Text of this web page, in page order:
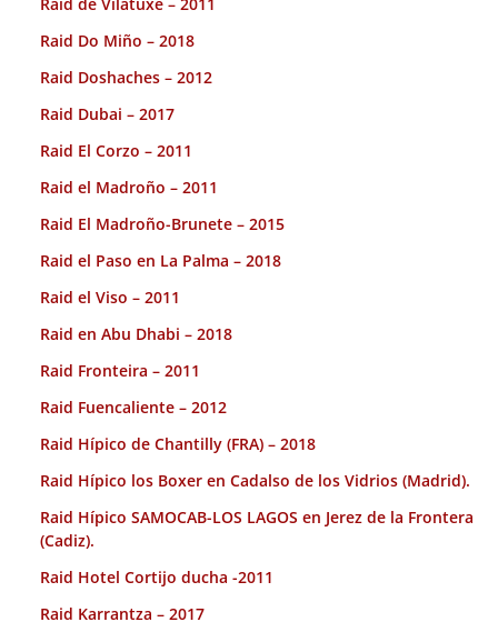
Raid Do Miño – 2018
Raid Doshaches – 2012
Raid Dubai – 2017
Raid El Corzo – 2011
Raid el Madroño – 2011
Raid El Madroño-Brunete – 2015
Raid el Paso en La Palma – 2018
Raid el Viso – 2011
Raid en Abu Dhabi – 2018
Raid Fronteira – 2011
Raid Fuencaliente – 2012
Raid Hípico de Chantilly (FRA) – 2018
Raid Hípico los Boxer en Cadalso de los Vidrios (Madrid).
Raid Hípico SAMOCAB-LOS LAGOS en Jerez de la Frontera
(Cadiz).
Raid Hotel Cortijo ducha -2011
Raid Karrantza – 2017